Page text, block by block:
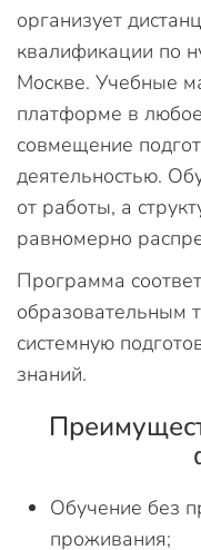
организует
квалификации по
Москве. Учебные
платформе в
совмещение
деятельностью.
от работы, а
равномерно
Программа
образовательным
системную
знаний.
Обучение без
проживания;